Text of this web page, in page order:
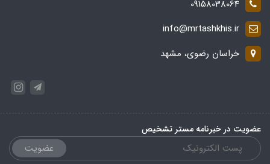
09158038064
info@mrtashkhis.ir
خراسان رضوی، مشهد
عضویت در خبرنامه مستر تشخیص
عضویت